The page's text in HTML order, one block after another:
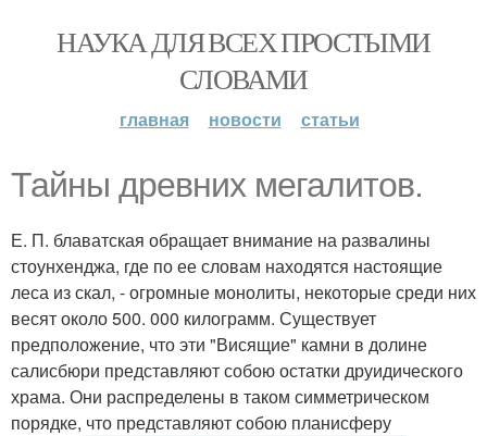
НАУКА ДЛЯ ВСЕХ ПРОСТЫМИ
СЛОВАМИ
главная новости статьи
Тайны древних мегалитов.
Е. П. блаватская обращает внимание на развалины
стоунхенджа, где по ее словам находятся настоящие
леса из скал, - огромные монолиты, некоторые среди них
весят около 500. 000 килограмм. Существует
предположение, что эти "Висящие" камни в долине
салисбюри представляют собою остатки друидического
храма. Они распределены в таком симметрическом
порядке, что представляют собою планисферу